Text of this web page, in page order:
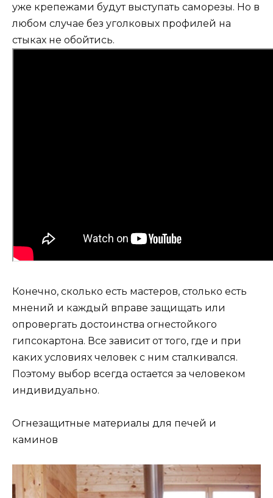
уже крепежами будут выступать саморезы. Но в
любом случае без уголковых профилей на
стыках не обойтись.
Конечно, сколько есть мастеров, столько есть
мнений и каждый вправе защищать или
опровергать достоинства огнестойкого
гипсокартона. Все зависит от того, где и при
каких условиях человек с ним сталкивался.
Поэтому выбор всегда остается за человеком
индивидуально.
Огнезащитные материалы для печей и
каминов